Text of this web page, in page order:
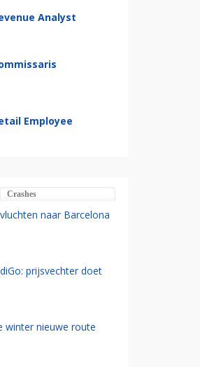
Analyst
Employee
Crashes
naar Barcelona
prijsvechter doet
winter nieuwe route